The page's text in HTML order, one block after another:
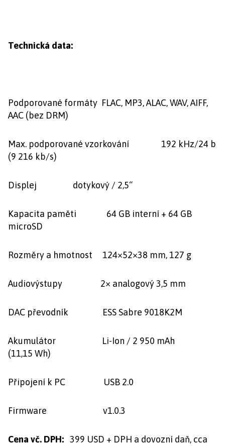
Technická data:
Podporované formáty FLAC, MP3, ALAC, WAV, AIFF,
AAC (bez DRM)
Max. podporované vzorkování 192 kHz/24 b
(9 216 kb/s)
Displej dotykový / 2,5“
Kapacita paměti 64 GB interní + 64 GB
microSD
Rozměry a hmotnost 124×52×38 mm, 127 g
Audiovýstupy 2× analogový 3,5 mm
DAC převodník ESS Sabre 9018K2M
Akumulátor Li-Ion / 2 950 mAh
(11,15 Wh)
Připojení k PC USB 2.0
Firmware v1.0.3
Cena vč. DPH: 399 USD + DPH a dovozní daň, cca